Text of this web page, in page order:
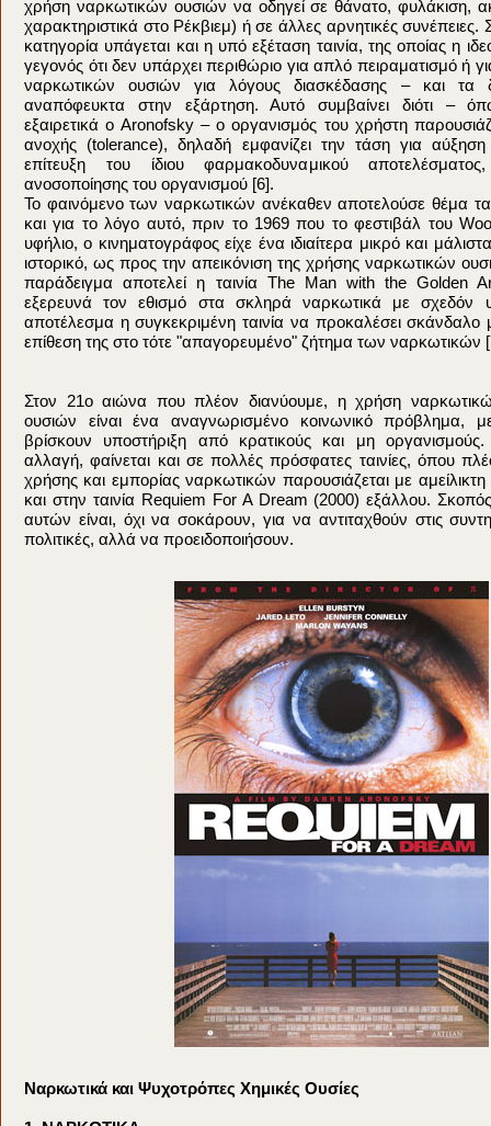
χρήση ναρκωτικών ουσιών να οδηγεί σε θάνατο, φυλάκιση,
χαρακτηριστικά στο Ρέκβιεμ) ή σε άλλες αρνητικές συνέπειες.
κατηγορία υπάγεται και η υπό εξέταση ταινία, της οποίας η
γεγονός ότι δεν υπάρχει περιθώριο για απλό πειραματισμό ή
ναρκωτικών ουσιών για λόγους διασκέδασης – και τα
αναπόφευκτα στην εξάρτηση. Αυτό συμβαίνει διότι –
εξαιρετικά ο Aronofsky – ο οργανισμός του χρήστη
ανοχής (tolerance), δηλαδή εμφανίζει την τάση για
επίτευξη του ίδιου φαρμακοδυναμικού
ανοσοποίησης του οργανισμού [6].
Το φαινόμενο των ναρκωτικών ανέκαθεν αποτελούσε θέμα
και για το λόγο αυτό, πριν το 1969 που το φεστιβάλ του
υφήλιο, ο κινηματογράφος είχε ένα ιδιαίτερα μικρό και
ιστορικό, ως προς την απεικόνιση της χρήσης ναρκωτικών
παράδειγμα αποτελεί η ταινία The Man with the Golden
εξερευνά τον εθισμό στα σκληρά ναρκωτικά με σχεδόν
αποτέλεσμα η συγκεκριμένη ταινία να προκαλέσει
επίθεση της στο τότε "απαγορευμένο" ζήτημα των ναρκωτικών
Στον 21ο αιώνα που πλέον διανύουμε, η χρήση
ουσιών είναι ένα αναγνωρισμένο κοινωνικό πρόβλημα,
βρίσκουν υποστήριξη από κρατικούς και μη
αλλαγή, φαίνεται και σε πολλές πρόσφατες ταινίες, όπου
χρήσης και εμπορίας ναρκωτικών παρουσιάζεται με
και στην ταινία Requiem For A Dream (2000) εξάλλου.
αυτών είναι, όχι να σοκάρουν, για να αντιταχθούν στις
πολιτικές, αλλά να προειδοποιήσουν.
Ναρκωτικά και Ψυχοτρόπες Χημικές Ουσίες